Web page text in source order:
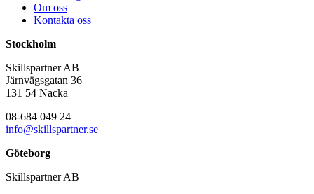
Om oss
Kontakta oss
Stockholm
Skillspartner AB
Järnvägsgatan 36
131 54 Nacka
08-684 049 24
info@skillspartner.se
Göteborg
Skillspartner AB